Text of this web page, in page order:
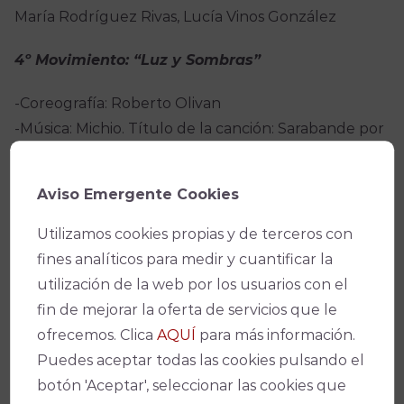
María Rodríguez Rivas, Lucía Vinos González
4º Movimiento: “Luz y Sombras”
-Coreografía: Roberto Olivan
-Música: Michio. Título de la canción: Sarabande por
García
-Intérpretes: alumnado del 5o y 6o de Enseñanzas
Profesionales de Danza Contemporánea del
Conservatorio Profesional de Danza “Luis del Río”
de Córdoba
Luna Alba Delgado, Elisa María Campos Orteg,
Azahara Casas Castro, Sandra Costillo Merino, Alba
de Sotomayor Manosalvas, María Escudero Pérez,
Aviso Emergente Cookies
Utilizamos cookies propias y de terceros con
fines analíticos para medir y cuantificar la
utilización de la web por los usuarios con el
fin de mejorar la oferta de servicios que le
ofrecemos. ClicaAQUÍ
para más información.
Puedes aceptar todas las cookies pulsando el
botón 'Aceptar', seleccionar las cookies que